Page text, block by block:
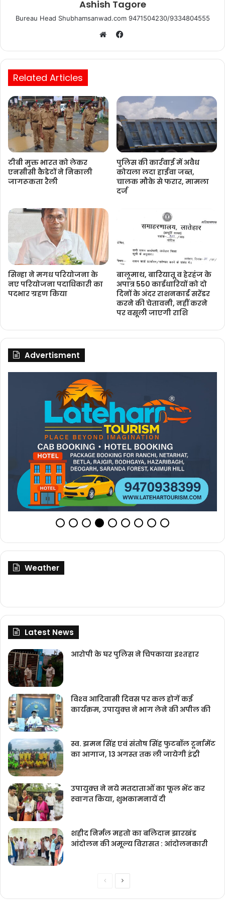
Ashish Tagore
Bureau Head Shubhamsanwad.com 9471504230/9334804555
Facebook
Related Articles
टीबी मुक्त भारत को लेकर
एनसीसी कैडेटों ने निकाली
जागरूकता रैली
पुलिस की कार्रवाई में अवैध
कोयला लदा हाईवा जब्त,
चालक मौके से फरार, मामला
दर्ज
सिन्हा ने मगध परियोजना के
नए परियोजना पदाधिकारी का
पदभार ग्रहण किया
बालूमाथ, बारियातू व हेरहंज के
अपात्र 550 कार्डधारियों को दो
दिनों के अंदर राशनकार्ड सरेंडर
करने की चेतावनी, नहीं करने
पर वसूली जाएगी राशि
Advertisment
Weather
Latest News
आरोपी के घर पुलिस ने चिपकाया इश्तहार
विश्‍व आदिवासी दिवस पर कल होगें कई
कार्यक्रम, उपायुक्‍त ने भाग लेने की अपील की
स्व. झमन सिंह एवं संतोष सिंह फुटबॉल टूर्नामेंट
का आगाज, 13 अगस्त तक ली जायेगी इंट्री
उपायुक्‍त ने नये मतदाताओंं का फूल भेंट कर
स्‍वागत किया, शुभकामनायें दी
शहीद निर्मल महतो का बलिदान झारखंड
आंदोलन की अमूल्य विरासत : आंदोलनकारी
PreviousNext